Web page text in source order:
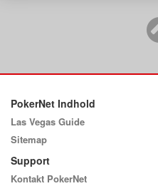
PokerNet Indhold
Las Vegas Guide
Sitemap
Support
Kontakt PokerNet